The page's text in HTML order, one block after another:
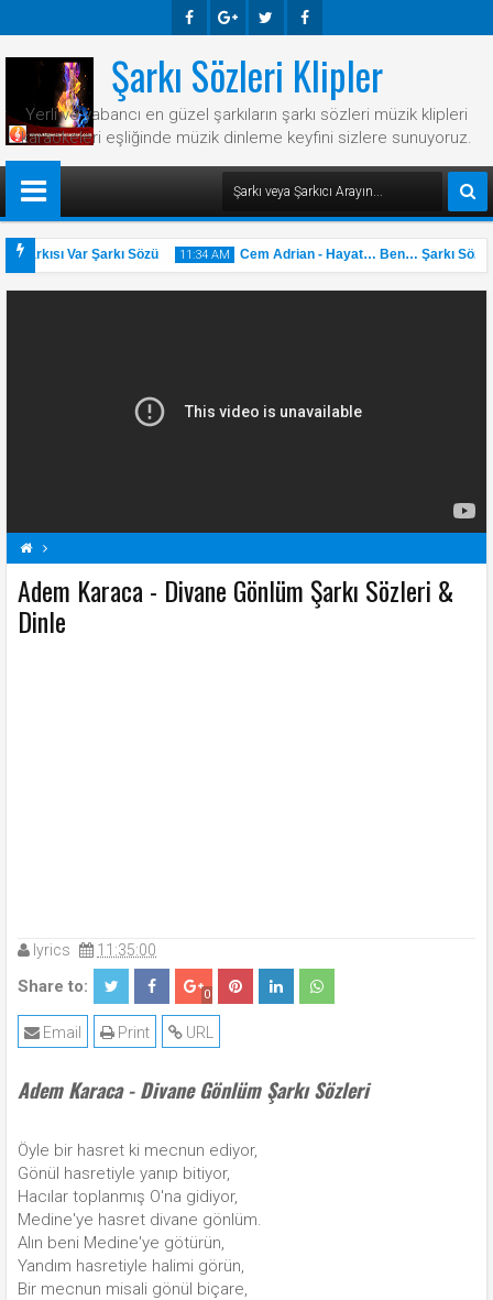
Ook E-
Plus
R Ook
Şarkı Sözleri Klipler
Yerli ve yabancı en güzel şarkıların şarkı sözleri müzik klipleri
karaokeleri eşliğinde müzik dinleme keyfini sizlere sunuyoruz.
Var Şarkı Sözü 11:34 AM
31 May
2025
Cem Adrian - Hayat… Ben… Şarkı Sözü
A Adem Karaca Şarkı Sözleri Divane Gönlüm Şarkı Sözleri Şarkı Sözleri
Adem Karaca - Divane Gönlüm Şarkı Sözleri &
Dinle
lyrics 11:35:00
Share to: 0
URL
Print
Email
Adem Karaca - Divane Gönlüm Şarkı Sözleri
Öyle bir hasret ki mecnun ediyor,
Gönül hasretiyle yanıp bitiyor,
Hacılar toplanmış O'na gidiyor,
Medine'ye hasret divane gönlüm.
Alın beni Medine'ye götürün,
Yandım hasretiyle halimi görün,
Bir mecnun misali gönül biçare,